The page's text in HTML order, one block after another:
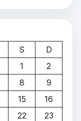
S
D
1
2
8
9
15
16
22
23